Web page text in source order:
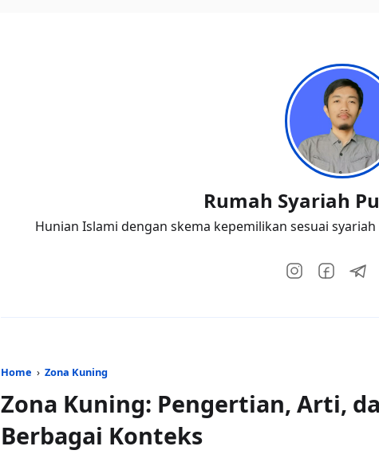
Rumah Syariah
Hunian Islami dengan skema kepemilikan sesuai
Home › Zona Kuning
Zona Kuning: Pengertian, Arti,
Berbagai Konteks